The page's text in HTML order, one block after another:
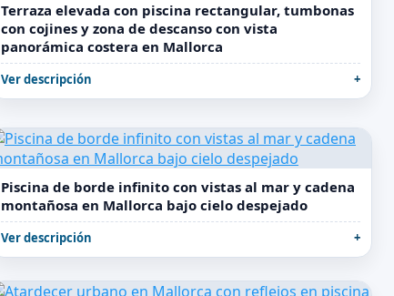
Terraza elevada con piscina rectangular, tumbonas
con cojines y zona de descanso con vista
panorámica costera en Mallorca
Ver descripción
Piscina de borde infinito con vistas al mar y cadena
montañosa en Mallorca bajo cielo despejado
Ver descripción